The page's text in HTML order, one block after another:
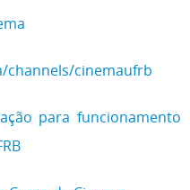
channels/cinemaufrb
para funcionamento